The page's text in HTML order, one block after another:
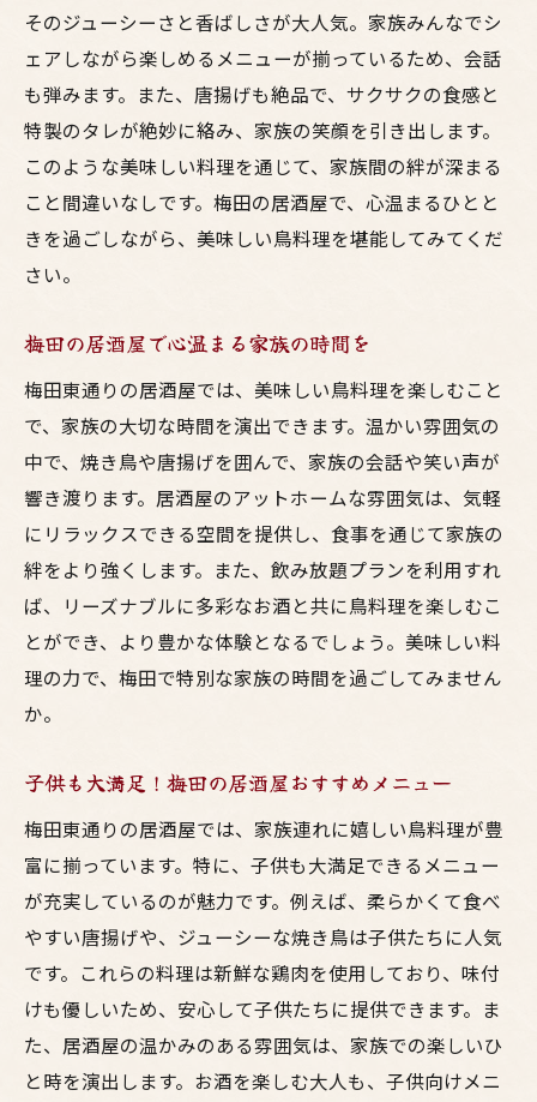
そのジューシーさと香ばしさが大人気。家族みんなでシ
ェアしながら楽しめるメニューが揃っているため、会話
も弾みます。また、唐揚げも絶品で、サクサクの食感と
特製のタレが絶妙に絡み、家族の笑顔を引き出します。
このような美味しい料理を通じて、家族間の絆が深まる
こと間違いなしです。梅田の居酒屋で、心温まるひとと
きを過ごしながら、美味しい鳥料理を堪能してみてくだ
さい。
梅田の居酒屋で心温まる家族の時間を
梅田東通りの居酒屋では、美味しい鳥料理を楽しむこと
で、家族の大切な時間を演出できます。温かい雰囲気の
中で、焼き鳥や唐揚げを囲んで、家族の会話や笑い声が
響き渡ります。居酒屋のアットホームな雰囲気は、気軽
にリラックスできる空間を提供し、食事を通じて家族の
絆をより強くします。また、飲み放題プランを利用すれ
ば、リーズナブルに多彩なお酒と共に鳥料理を楽しむこ
とができ、より豊かな体験となるでしょう。美味しい料
理の力で、梅田で特別な家族の時間を過ごしてみません
か。
子供も大満足！梅田の居酒屋おすすめメニュー
梅田東通りの居酒屋では、家族連れに嬉しい鳥料理が豊
富に揃っています。特に、子供も大満足できるメニュー
が充実しているのが魅力です。例えば、柔らかくて食べ
やすい唐揚げや、ジューシーな焼き鳥は子供たちに人気
です。これらの料理は新鮮な鶏肉を使用しており、味付
けも優しいため、安心して子供たちに提供できます。ま
た、居酒屋の温かみのある雰囲気は、家族での楽しいひ
と時を演出します。お酒を楽しむ大人も、子供向けメニ